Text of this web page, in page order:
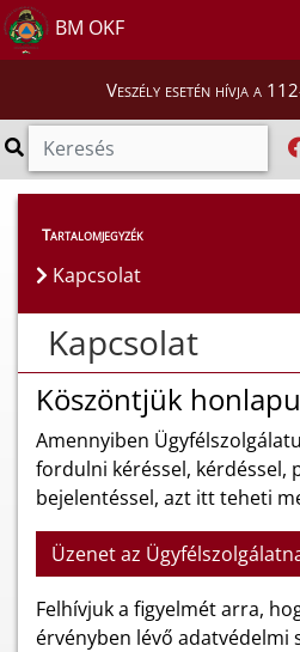
BM OKF
Veszély esetén hívja a
Tartalomjegyzék
Kapcsolat
Kapcsolat
Köszöntjük
Amennyiben
fordulni kéréssel, kérdéssel,
bejelentéssel, azt itt teheti
Üzenet az
Felhívjuk a figyelmét arra,
érvényben lévő adatvédelmi